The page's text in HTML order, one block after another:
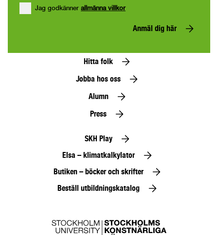
Jag godkänner allmänna villkor
Anmäl dig här
Hitta folk
Jobba hos oss
Alumn
Press
SKH Play
Elsa – klimatkalkylator
Butiken – böcker och skrifter
Beställ utbildningskatalog